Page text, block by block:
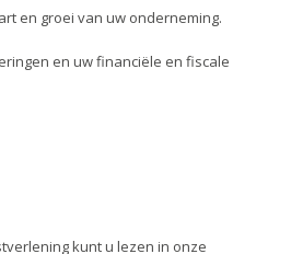
en groei van uw onderneming.
en uw financiële en fiscale
kunt u lezen in onze